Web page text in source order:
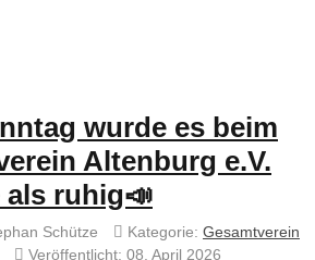
wurde es beim
Altenburg e.V.
als ruhig📣
Schütze Kategorie: Gesamtverein
Veröffentlicht: 08. April 2026